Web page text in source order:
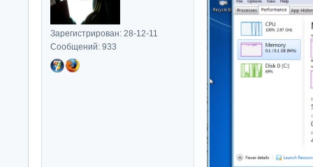
Зарегистрирован: 28-12-11
Сообщений: 933